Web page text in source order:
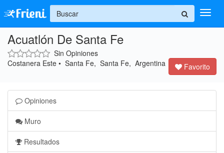
Ingresar
Inicio
+
Acuatlón De Santa Fe
Sin Opiniones
Costanera Este • Santa Fe, Santa Fe, Argentina
Favorito
Opiniones
Muro
Resultados